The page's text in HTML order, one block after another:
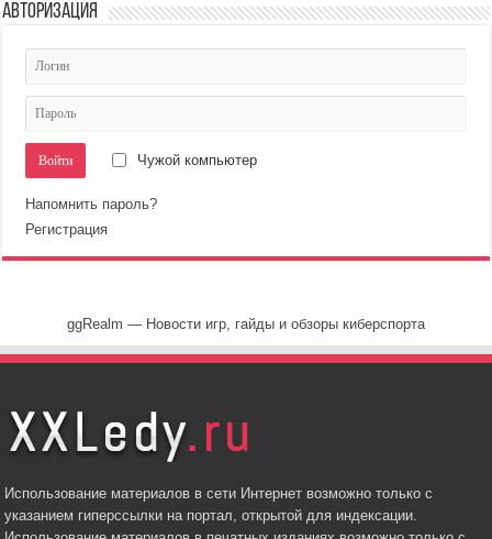
Авторизация
Чужой компьютер
Напомнить пароль?
Регистрация
ggRealm — Новости игр, гайды и обзоры киберспорта
Использование материалов в сети Интернет возможно только с
указанием гиперссылки на портал, открытой для индексации.